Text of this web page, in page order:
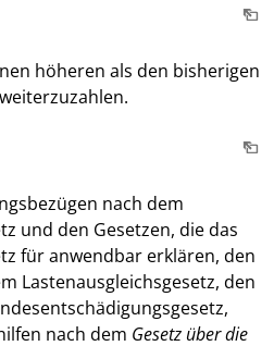
höheren als den bisherigen
nach dem
und den Gesetzen, die das
für anwendbar erklären, den
Lastenausgleichsgesetz, den
nach dem Gesetz über die